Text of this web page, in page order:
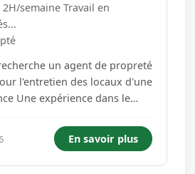
semaine Travail en
recherche un agent de propreté
l'entretien des locaux d'une
le
et gestion des priorités sont
En savoir plus